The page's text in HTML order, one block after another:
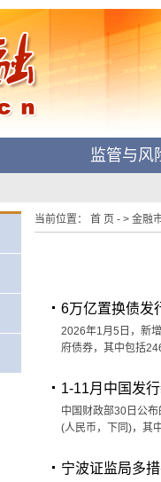
监管与风
当前位置： 首 页 - > 金融
6万亿置换债发
2026年1月5日，新
府债券，其中包括
1-11月中国发
中国财政部30日公
(人民币，下同)，其
宁波证监局多